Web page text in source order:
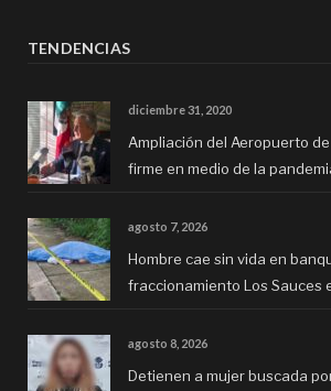
TENDENCIAS
diciembre 31, 2020
Ampliación del Aeropuerto
firme en medio de la
agosto 7, 2026
Hombre cae sin vida en
fraccionamiento Los Sauces
agosto 8, 2026
Detienen a mujer buscada